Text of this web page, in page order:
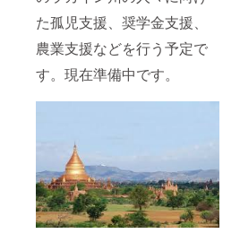
た孤児支援、奨学金支援、
農業支援などを行う予定で
す。現在準備中です。